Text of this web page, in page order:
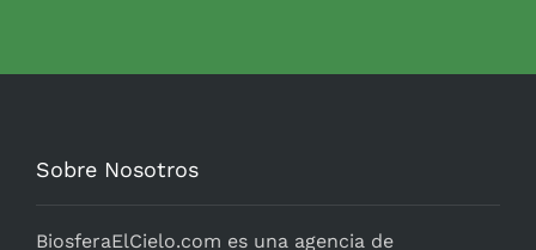
Sobre Nosotros
BiosferaElCielo.com es una agencia de